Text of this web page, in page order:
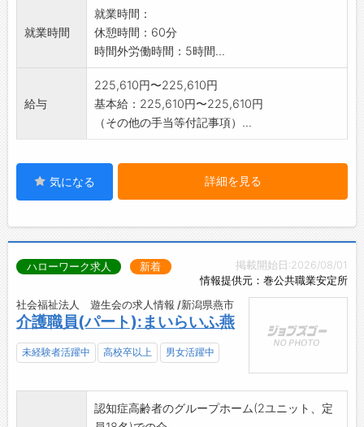
就業時間
就業時間：
休憩時間：60分
時間外労働時間：5時間...
給与
225,610円〜225,610円
基本給：225,610円〜225,610円
（その他の手当等付記事項）...
気になる 詳細を見る
掲載開始日:2026/08/01
情報提供元：巻公共職業安定所
ハローワーク求人 新着
社会福祉法人 遊生会の求人情報 /新潟県燕市
介護職員(パート):まいらいふ燕
未経験者活躍中 高校卒以上 男女活躍中
認知症高齢者のグループホーム(2ユニット、定